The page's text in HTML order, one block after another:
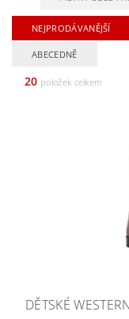
NEJPRODÁVANĚJŠÍ
ABECEDNĚ
20 položek celkem
DĚTSKÉ